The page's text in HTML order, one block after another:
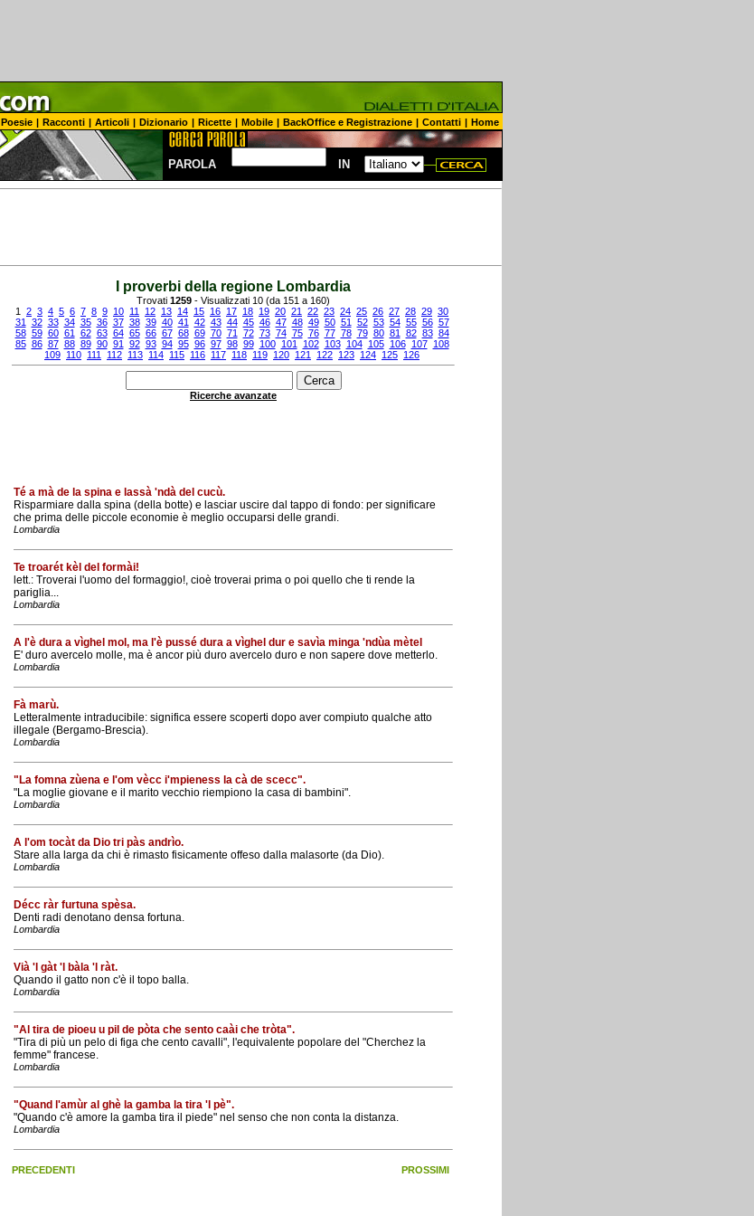
Poesie | Racconti | Articoli | Dizionario | Ricette | Mobile | BackOffice e Registrazione | Contatti | Home
PAROLA IN
I proverbi della regione Lombardia
Trovati 1259 - Visualizzati 10 (da 151 a 160)
1
2 3 4 5 6 7 8 9 10 11 12 13 14 15 16 17 18 19 20 21 22 23 24 25 26 27 28 29 30
31
32 33 34 35 36 37 38 39 40 41 42 43 44 45 46 47 48 49 50 51 52 53 54 55 56 57
58 59 60 61 62 63 64 65 66 67 68 69 70 71 72 73 74 75 76 77 78 79 80 81 82 83 84
85 86 87 88 89 90 91 92 93 94 95 96 97 98 99 100 101 102 103 104 105 106 107
108
109 110 111 112 113 114 115 116 117 118 119 120 121 122 123 124 125 126
Ricerche avanzate
Té a mà de la spina e lassà 'ndà del cucù.
Risparmiare dalla spina (della botte) e lasciar uscire dal tappo di fondo: per significare
che prima delle piccole economie è meglio occuparsi delle grandi.
Lombardia
Te troarét kèl del formài!
lett.: Troverai l'uomo del formaggio!, cioè troverai prima o poi quello che ti rende la
pariglia...
Lombardia
A l'è dura a vìghel mol, ma l'è pussé dura a vìghel dur e savìa minga 'ndùa mètel
E' duro avercelo molle, ma è ancor più duro avercelo duro e non sapere dove metterlo.
Lombardia
Fà marù.
Letteralmente intraducibile: significa essere scoperti dopo aver compiuto qualche atto
illegale (Bergamo-Brescia).
Lombardia
"La fomna zùena e l'om vècc i'mpieness la cà de scecc".
"La moglie giovane e il marito vecchio riempiono la casa di bambini".
Lombardia
A l'om tocàt da Dio tri pàs andrìo.
Stare alla larga da chi è rimasto fisicamente offeso dalla malasorte (da Dio).
Lombardia
Décc ràr furtuna spèsa.
Denti radi denotano densa fortuna.
Lombardia
Vià 'l gàt 'l bàla 'l ràt.
Quando il gatto non c'è il topo balla.
Lombardia
"Al tira de pioeu u pil de pòta che sento caài che tròta".
"Tira di più un pelo di figa che cento cavalli", l'equivalente popolare del "Cherchez la
femme" francese.
Lombardia
"Quand l'amùr al ghè la gamba la tira 'l pè".
"Quando c'è amore la gamba tira il piede" nel senso che non conta la distanza.
Lombardia
PRECEDENTI PROSSIMI